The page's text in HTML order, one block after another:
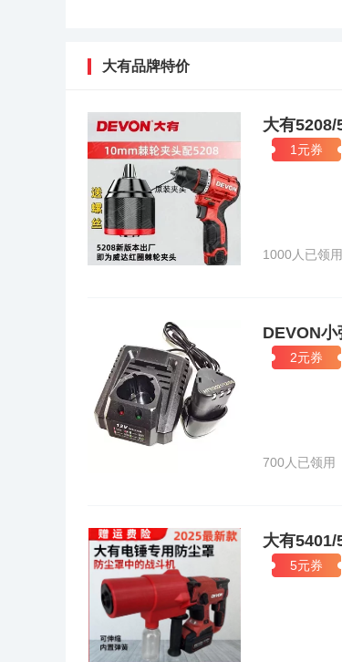
国）工具销售有限公司——国内品牌的营销
大有品牌特价
大有5208/
1元券
1000人已领用
DEVON
2元券
700人已领用
大有5401/
5元券